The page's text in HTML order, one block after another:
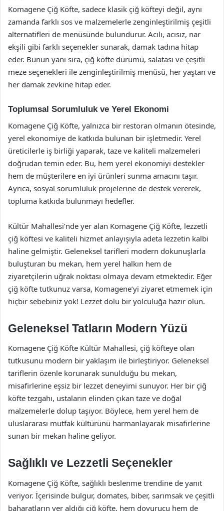
Komagene Çiğ Köfte, sadece klasik çiğ köfteyi değil, aynı
zamanda farklı sos ve malzemelerle zenginleştirilmiş çeşitli
alternatifleri de menüsünde bulundurur. Acılı, acısız, nar
ekşili gibi farklı seçenekler sunarak, damak tadına hitap
eder. Bunun yanı sıra, çiğ köfte dürümü, salatası ve çeşitli
meze seçenekleri ile zenginleştirilmiş menüsü, her yaştan ve
her damak zevkine hitap eder.
Toplumsal Sorumluluk ve Yerel Ekonomi
Komagene Çiğ Köfte, yalnızca bir restoran olmanın ötesinde,
yerel ekonomiye de katkıda bulunan bir işletmedir. Yerel
üreticilerle iş birliği yaparak, taze ve kaliteli malzemeleri
doğrudan temin eder. Bu, hem yerel ekonomiyi destekler
hem de müşterilere en iyi ürünleri sunma amacını taşır.
Ayrıca, sosyal sorumluluk projelerine de destek vererek,
topluma katkıda bulunmayı hedefler.
Kültür Mahallesi’nde yer alan Komagene Çiğ Köfte, lezzetli
çiğ köftesi ve kaliteli hizmet anlayışıyla adeta lezzetin kalbi
haline gelmiştir. Geleneksel tarifleri modern dokunuşlarla
buluşturan bu mekan, hem yerel halkın hem de
ziyaretçilerin uğrak noktası olmaya devam etmektedir. Eğer
çiğ köfte tutkunuz varsa, Komagene’yi ziyaret etmemek için
hiçbir sebebiniz yok! Lezzet dolu bir yolculuğa hazır olun.
Geleneksel Tatların Modern Yüzü
Komagene Çiğ Köfte Kültür Mahallesi, çiğ köfteye olan
tutkusunu modern bir yaklaşım ile birleştiriyor. Geleneksel
tariflerin özenle korunarak sunulduğu bu mekan,
misafirlerine eşsiz bir lezzet deneyimi sunuyor. Her bir çiğ
köfte tezgahı, ustaların elinden çıkan taze ve doğal
malzemelerle dolup taşıyor. Böylece, hem yerel hem de
uluslararası mutfak kültürünü harmanlayarak misafirlerine
sunan bir mekan haline geliyor.
Sağlıklı ve Lezzetli Seçenekler
Komagene Çiğ Köfte, sağlıklı beslenme trendine de yanıt
veriyor. İçerisinde bulgur, domates, biber, sarımsak ve çeşitli
baharatların yer aldığı çiğ köfte, hem doyurucu hem de